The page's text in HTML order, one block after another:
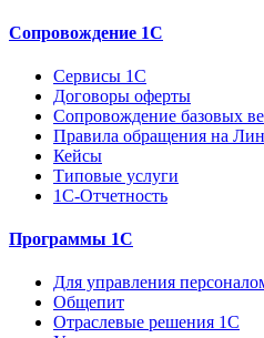
Сопровождение 1С
Сервисы 1С
Договоры оферты
Сопровождение базовых
Правила обращения на
Кейсы
Типовые услуги
1С-Отчетность
Программы 1С
Для управления
Общепит
Отраслевые решения 1С